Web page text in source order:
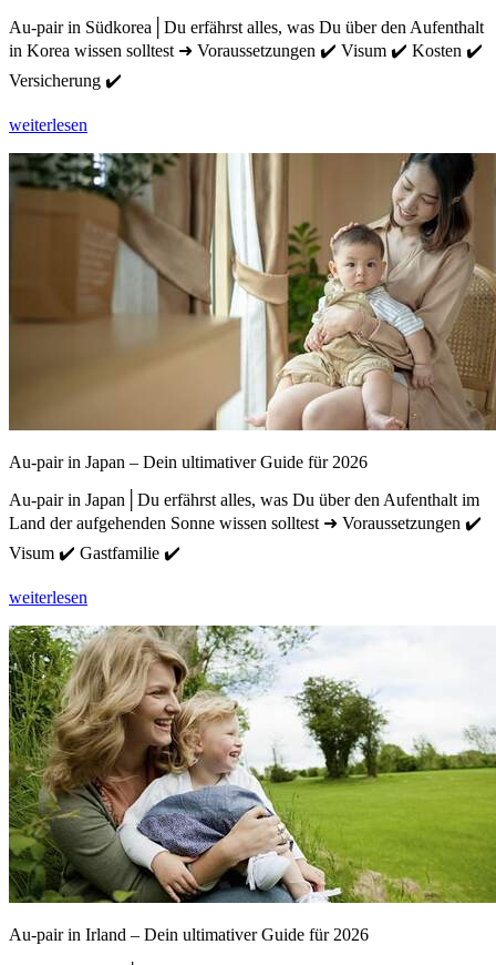
Au-pair in Südkorea│Du erfährst alles, was Du über den Aufenthalt
in Korea wissen solltest ➜ Voraussetzungen ✔️ Visum ✔️ Kosten ✔️
Versicherung ✔️
weiterlesen
Au-pair in Japan – Dein ultimativer Guide für 2026
Au-pair in Japan│Du erfährst alles, was Du über den Aufenthalt im
Land der aufgehenden Sonne wissen solltest ➜ Voraussetzungen ✔️
Visum ✔️ Gastfamilie ✔️
weiterlesen
Au-pair in Irland – Dein ultimativer Guide für 2026